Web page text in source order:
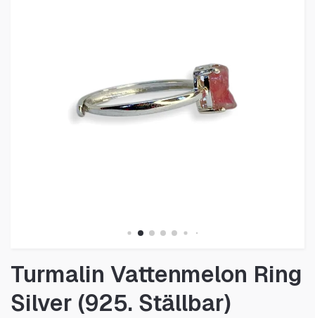
Turmalin Vattenmelon Ring
Silver (925. Ställbar)